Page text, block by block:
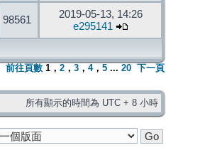
98561
2019-05-13, 14:26
e295141
前往頁數 1 ， 2 ， 3 ， 4， 5 ... 20 下一頁
所有顯示的時間為 UTC + 8 小時